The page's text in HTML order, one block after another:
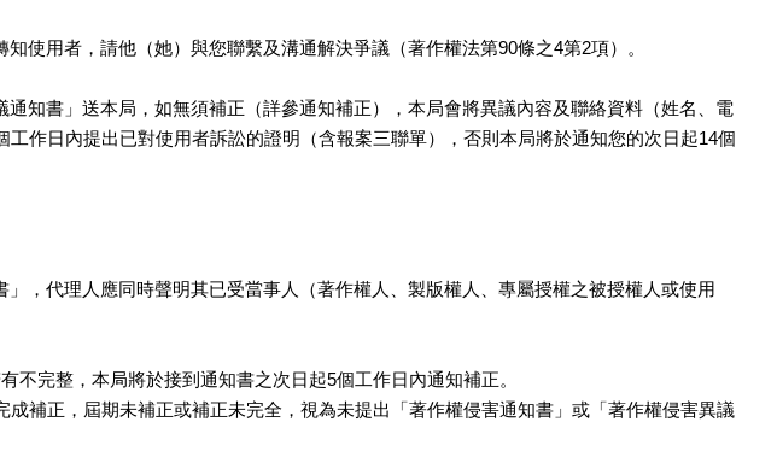
使用者，請他（她）與您聯繫及溝通解決爭議（著作權法第90條之4第2項）。
知書」送本局，如無須補正（詳參通知補正），本局會將異議內容及聯絡資料（姓名、電
作日內提出已對使用者訴訟的證明（含報案三聯單），否則本局將於通知您的次日起14個
，代理人應同時聲明其已受當事人（著作權人、製版權人、專屬授權之被授權人或使用
完整，本局將於接到通知書之次日起5個工作日內通知補正。
補正，屆期未補正或補正未完全，視為未提出「著作權侵害通知書」或「著作權侵害異議